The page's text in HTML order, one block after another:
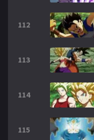
112
113
114
115